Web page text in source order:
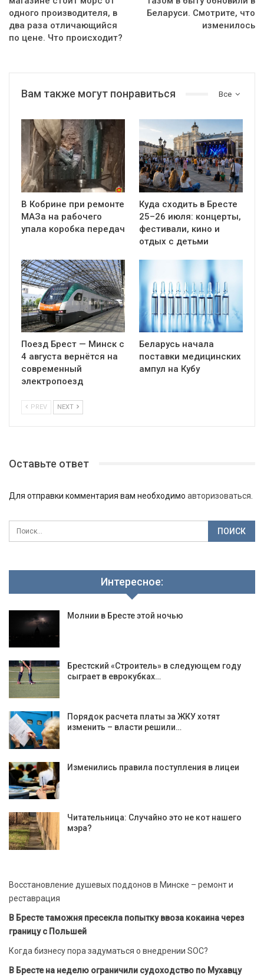
одного производителя, в
два раза отличающийся
по цене. Что происходит?
Беларуси. Смотрите, что
изменилось
Все
Вам также могут понравиться
В Кобрине при ремонте
МАЗа на рабочего
упала коробка передач
Куда сходить в Бресте
25–26 июля: концерты,
фестивали, кино и
отдых с детьми
Поезд Брест — Минск с
4 августа вернётся на
современный
электропоезд
Беларусь начала
поставки медицинских
ампул на Кубу
PREV NEXT
Оставьте ответ
Для отправки комментария вам необходимо авторизоваться
Интересное:
Молнии в Бресте этой ночью
Брестский «Строитель» в следующем году
сыграет в еврокубках…
Порядок расчета платы за ЖКУ хотят
изменить – власти решили…
Изменились правила поступления в лицеи
Читательница: Случайно это не кот нашего
мэра?
Восстановление душевых поддонов в Минске – ремонт и
реставрация
В Бресте таможня пресекла попытку ввоза кокаина через
границу с Польшей
Когда бизнесу пора задуматься о внедрении SOC?
В Бресте на неделю ограничили судоходство по Мухавцу